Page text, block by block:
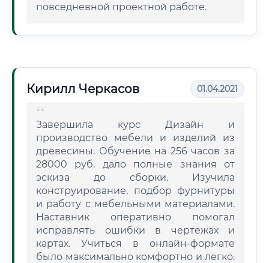
повседневной проектной работе.
Кирилл Черкасов 01.04.2021
Завершила курс Дизайн и
производство мебели и изделий из
древесины. Обучение на 256 часов за
28000 руб. дало полные знания от
эскиза до сборки. Изучила
конструирование, подбор фурнитуры
и работу с мебельными материалами.
Наставник оперативно помогал
исправлять ошибки в чертежах и
картах. Учиться в онлайн-формате
было максимально комфортно и легко.